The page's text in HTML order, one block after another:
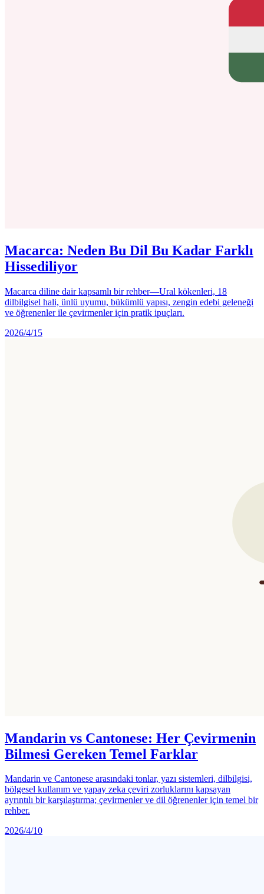
Macarca: Neden Bu Dil Bu Kadar Farklı
Hissediliyor
Macarca diline dair kapsamlı bir rehber—Ural kökenleri, 18
dilbilgisel hali, ünlü uyumu, bükümlü yapısı, zengin edebi geleneği
ve öğrenenler ile çevirmenler için pratik ipuçları.
2026/4/15
Mandarin vs Cantonese: Her Çevirmenin
Bilmesi Gereken Temel Farklar
Mandarin ve Cantonese arasındaki tonlar, yazı sistemleri, dilbilgisi,
bölgesel kullanım ve yapay zeka çeviri zorluklarını kapsayan
ayrıntılı bir karşılaştırma; çevirmenler ve dil öğrenenler için temel bir
rehber.
2026/4/10